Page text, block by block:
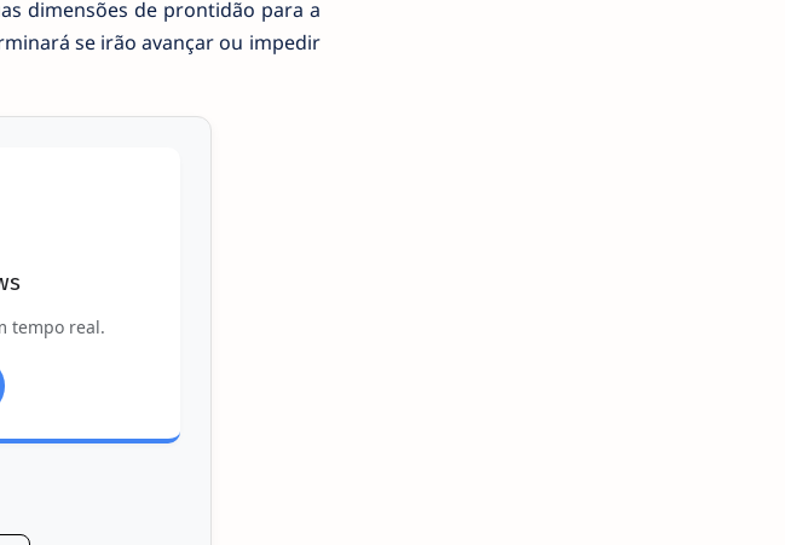
dimensões de prontidão para a
se irão avançar ou impedir
tempo real.